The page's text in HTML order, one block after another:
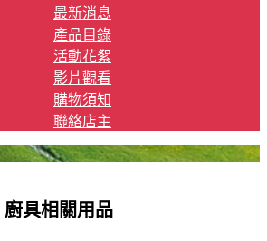
最新消息
產品目錄
活動花絮
影片觀看
購物須知
聯絡店主
具相關用品